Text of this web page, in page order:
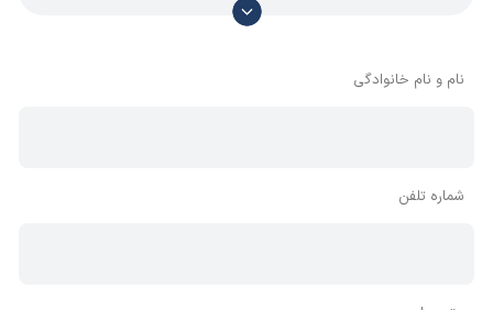
وجود دارد، معمولا نظراتی که محتوای مشابه دارند، انتشار نمی‌یابند
نام و نام خانوادگی
شماره تلفن